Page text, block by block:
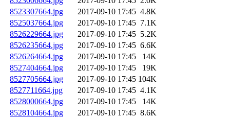
8523307664.jpg
2017-09-10 17:45 4.8K
8525037664.jpg
2017-09-10 17:45 7.1K
8526229664.jpg
2017-09-10 17:45 5.2K
8526235664.jpg
2017-09-10 17:45 6.6K
8526264664.jpg
2017-09-10 17:45
14K
8527404664.jpg
2017-09-10 17:45
19K
8527705664.jpg
2017-09-10 17:45 104K
8527711664.jpg
2017-09-10 17:45 4.1K
8528000664.jpg
2017-09-10 17:45
14K
8528104664.jpg
2017-09-10 17:45 8.6K